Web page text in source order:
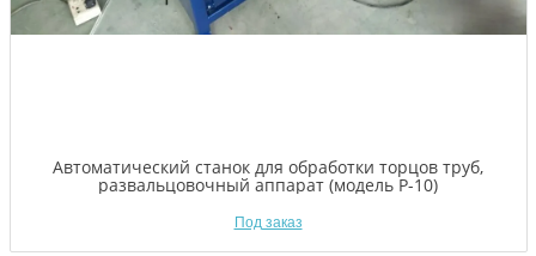
Автоматический станок для обработки торцов труб,
развальцовочный аппарат (модель P-10)
Под заказ